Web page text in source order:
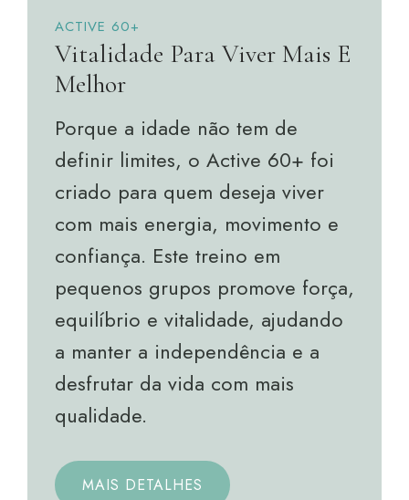
ACTIVE 60+
Vitalidade Para Viver Mais E
Melhor
Porque a idade não tem de
definir limites, o Active 60+ foi
criado para quem deseja viver
com mais energia, movimento e
confiança. Este treino em
pequenos grupos promove força,
equilíbrio e vitalidade, ajudando
a manter a independência e a
desfrutar da vida com mais
qualidade.
MAIS DETALHES